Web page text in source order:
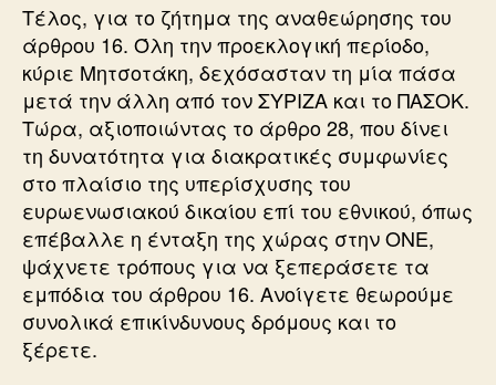
Τέλος, για το ζήτημα της αναθεώρησης του
άρθρου 16. Όλη την προεκλογική περίοδο,
κύριε Μητσοτάκη, δεχόσασταν τη μία πάσα
μετά την άλλη από τον ΣΥΡΙΖΑ και το ΠΑΣΟΚ.
Τώρα, αξιοποιώντας το άρθρο 28, που δίνει
τη δυνατότητα για διακρατικές συμφωνίες
στο πλαίσιο της υπερίσχυσης του
ευρωενωσιακού δικαίου επί του εθνικού, όπως
επέβαλλε η ένταξη της χώρας στην ΟΝΕ,
ψάχνετε τρόπους για να ξεπεράσετε τα
εμπόδια του άρθρου 16. Ανοίγετε θεωρούμε
συνολικά επικίνδυνους δρόμους και το
ξέρετε.